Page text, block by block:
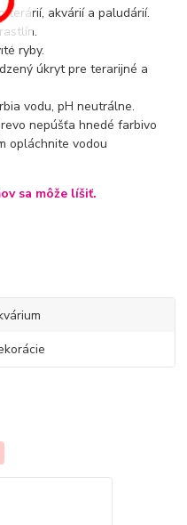
terárií, akvárií a paludárií.
ryby.
úkryt pre terarijné a
vodu, pH neutrálne.
nepúšťa hnedé farbivo
opláchnite vodou
sa môže líšiť.